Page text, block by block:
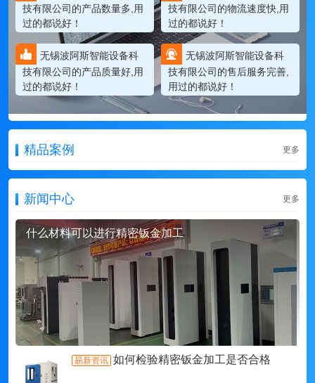
技有限公司的产品数量多,用
过的都说好！
技有限公司的物流速度快,用
过的都说好！
无锡波阿斯智能设备科
技有限公司的产品质量好,用
过的都说好！
无锡波阿斯智能设备科
技有限公司的售后服务完善,
用过的都说好！
精品案例 更多
新闻中心 更多
什么材料可以进行精密钣金加工
朂新资讯 如何检验精密钣金加工是否合格